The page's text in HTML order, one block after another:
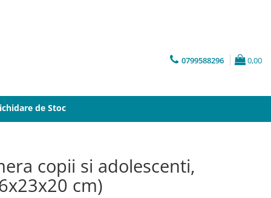
0799588296 0,00
de Stoc
copii si adolescenti,
cm)